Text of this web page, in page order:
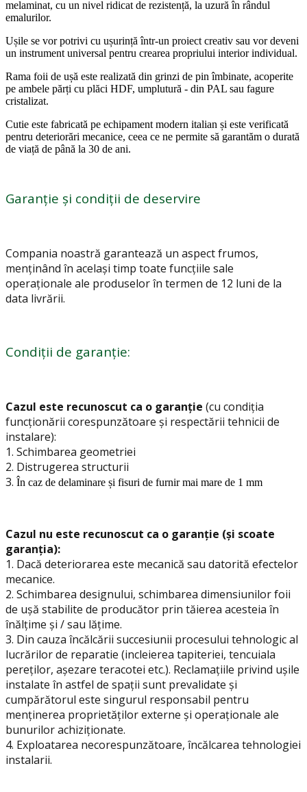
melaminat, cu un nivel ridicat de rezistență, la uzură în rândul
emalurilor.
Ușile se vor potrivi cu ușurință într-un proiect creativ sau vor deveni
un instrument universal pentru crearea propriului interior individual.
Rama foii de ușă este realizată din grinzi de pin îmbinate, acoperite
pe ambele părți cu plăci HDF, umplutură - din PAL sau fagure
cristalizat.
Cutie este fabricată pe echipament modern italian și este verificată
pentru deteriorări mecanice, ceea ce ne permite să garantăm o durată
de viață de până la 30 de ani.
Garanție și condiții de deservire
Compania noastră garantează un aspect frumos,
menținând în același timp toate funcțiile sale
operaționale ale produselor în termen de 12 luni de la
data livrării.
Condiții de garanție:
Cazul este recunoscut ca o garanție (cu condiția
funcționării corespunzătoare și respectării tehnicii de
instalare):
1. Schimbarea geometriei
2. Distrugerea structurii
3. În caz de delaminare și fisuri de furnir mai mare de 1 mm
Cazul nu este recunoscut ca o garanție (și scoate
garanția):
1. Dacă deteriorarea este mecanică sau datorită efectelor
mecanice.
2. Schimbarea designului, schimbarea dimensiunilor foii
de ușă stabilite de producător prin tăierea acesteia în
înălțime și / sau lățime.
3. Din cauza încălcării succesiunii procesului tehnologic al
lucrărilor de reparatie (incleierea tapiteriei, tencuiala
pereților, așezare teracotei etc.). Reclamațiile privind ușile
instalate în astfel de spații sunt prevalidate și
cumpărătorul este singurul responsabil pentru
menținerea proprietăților externe și operaționale ale
bunurilor achiziționate.
4. Exploatarea necorespunzătoare, încălcarea tehnologiei
instalarii.